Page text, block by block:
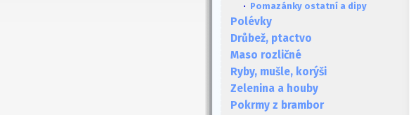
· Pomazánky ostatní a dipy
Polévky
Drůbež, ptactvo
Maso rozličné
Ryby, mušle, korýši
Zelenina a houby
Pokrmy z brambor